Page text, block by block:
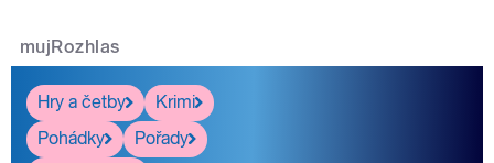
mujRozhlas
Hry a četby
Krimi
Pohádky
Pořady